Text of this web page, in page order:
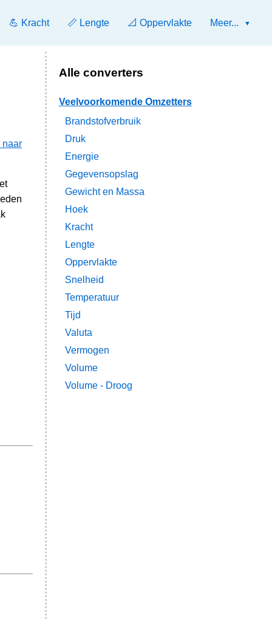
💪 Kracht 📏 Lengte 📐 Oppervlakte Meer...
naar
Alle converters
Veelvoorkomende Omzetters
Brandstofverbruik
Druk
Energie
Gegevensopslag
Gewicht en Massa
Hoek
Kracht
Lengte
Oppervlakte
Snelheid
Temperatuur
Tijd
Valuta
Vermogen
Volume
Volume - Droog